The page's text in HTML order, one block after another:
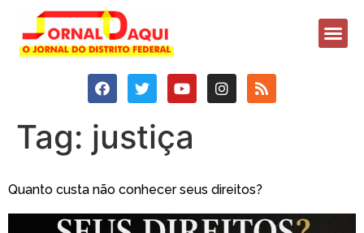
Tag: justiça
Quanto custa não conhecer seus direitos?